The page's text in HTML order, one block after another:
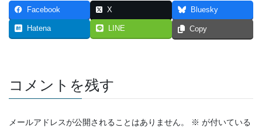
Facebook X Bluesky
Hatena LINE Copy
コメントを残す
メールアドレスが公開されることはありません。 ※ が付いている